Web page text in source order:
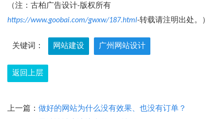
（注：古柏广告设计-版权所有
https://www.goobai.com/gwxw/187.html-转载请注明出处。）
关键词： 网站建设 广州网站设计
返回上层
上一篇： 做好的网站为什么没有效果、也没有订单？